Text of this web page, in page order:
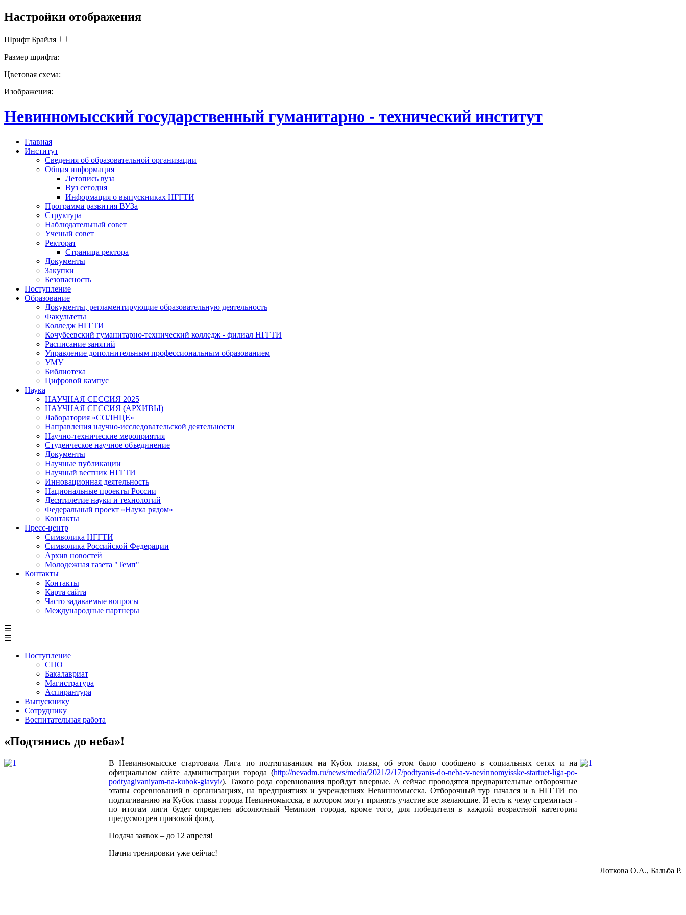
Настройки отображения
Шрифт Брайля
Размер шрифта:
Цветовая схема:
Изображения:
Невинномысский государственный гуманитарно - технический институт
Главная
Институт
Сведения об образовательной организации
Общая информация
Летопись вуза
Вуз сегодня
Информация о выпускниках НГГТИ
Программа развития ВУЗа
Структура
Наблюдательный совет
Ученый совет
Ректорат
Страница ректора
Документы
Закупки
Безопасность
Поступление
Образование
Документы, регламентирующие образовательную деятельность
Факультеты
Колледж НГГТИ
Кочубеевский гуманитарно-технический колледж - филиал НГГТИ
Расписание занятий
Управление дополнительным профессиональным образованием
УМУ
Библиотека
Цифровой кампус
Наука
НАУЧНАЯ СЕССИЯ 2025
НАУЧНАЯ СЕССИЯ (АРХИВЫ)
Лаборатория «СОЛНЦЕ»
Направления научно-исследовательской деятельности
Научно-технические мероприятия
Студенческое научное объединение
Документы
Научные публикации
Научный вестник НГГТИ
Инновационная деятельность
Национальные проекты России
Десятилетие науки и технологий
Федеральный проект «Наука рядом»
Контакты
Пресс-центр
Символика НГГТИ
Символика Российской Федерации
Архив новостей
Молодежная газета "Темп"
Контакты
Контакты
Карта сайта
Часто задаваемые вопросы
Международные партнеры
☰
☰
Поступление
СПО
Бакалавриат
Магистратура
Аспирантура
Выпускнику
Сотруднику
Воспитательная работа
«Подтянись до неба»!
В Невинномысске стартовала Лига по подтягиваниям на Кубок главы, об этом было сообщено в социальных сетях и на
официальном сайте администрации города (http://nevadm.ru/news/media/2021/2/17/podtyanis-do-neba-v-nevinnomyisske-startuet-liga-po-
podtyagivaniyam-na-kubok-glavyi/). Такого рода соревнования пройдут впервые. А сейчас проводятся предварительные отборочные
этапы соревнований в организациях, на предприятиях и учреждениях Невинномысска. Отборочный тур начался и в НГГТИ по
подтягиванию на Кубок главы города Невинномысска, в котором могут принять участие все желающие. И есть к чему стремиться -
по итогам лиги будет определен абсолютный Чемпион города, кроме того, для победителя в каждой возрастной категории
предусмотрен призовой фонд.
Подача заявок – до 12 апреля!
Начни тренировки уже сейчас!
Лоткова О.А., Бальба Р.